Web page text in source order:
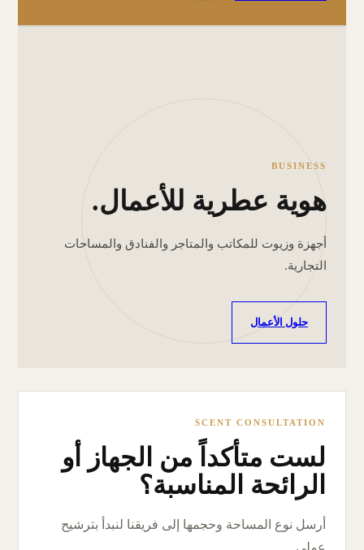
BUSINESS
هوية عطرية للأعمال.
أجهزة وزيوت للمكاتب والمتاجر والفنادق والمساحات
التجارية.
حلول الأعمال
SCENT CONSULTATION
لست متأكداً من الجهاز أو
الرائحة المناسبة؟
أرسل نوع المساحة وحجمها إلى فريقنا لنبدأ بترشيح
عملي.